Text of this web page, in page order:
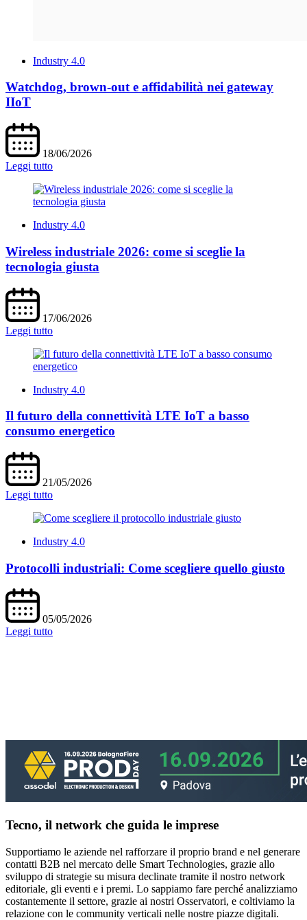
Industry 4.0
Watchdog, brown-out e affidabilità nei gateway
IIoT
18/06/2026
Leggi tutto
Industry 4.0
Wireless industriale 2026: come si sceglie la
tecnologia giusta
17/06/2026
Leggi tutto
Industry 4.0
Il futuro della connettività LTE IoT a basso
consumo energetico
21/05/2026
Leggi tutto
Industry 4.0
Protocolli industriali: Come scegliere quello giusto
05/05/2026
Leggi tutto
Tecno, il network che guida le imprese
Supportiamo le aziende nel rafforzare il proprio brand e nel generare
contatti B2B nel mercato delle Smart Technologies, grazie allo
sviluppo di strategie su misura declinate tramite il nostro network
editoriale, gli eventi e i premi. Lo sappiamo fare perché analizziamo
costantemente il settore, grazie ai nostri Osservatori, e coltiviamo la
relazione con le community verticali nelle nostre piazze digitali.